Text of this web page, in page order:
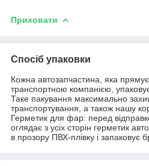
Приховати
Спосіб упаковки
Кожна автозапчастина, яка
транспортною компанією,
Таке пакування максимально
транспортування, а також нашу
Герметик для фар: перед
оглядає з усіх сторін герметик
в прозору ПВХ-плівку і запаковує